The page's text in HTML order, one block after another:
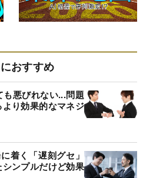
おすすめ
悪びれない...問題
り効果的なマネジ
着く「遅刻グセ」
ンプルだけど効果